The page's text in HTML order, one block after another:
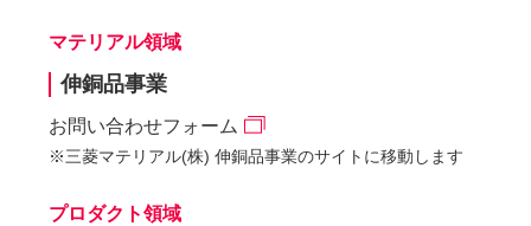
マテリアル領域
伸銅品事業
お問い合わせフォーム
※三菱マテリアル(株) 伸銅品事業のサイトに移動します
プロダクト領域